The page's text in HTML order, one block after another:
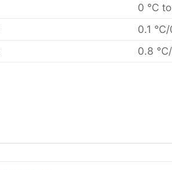
0 ℃
0.1 ℃/
0.8